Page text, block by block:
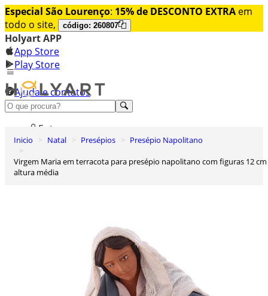
Especial São Lourenço: 15% de DESCONTO EXTRA em
todo o site,
código: 260807
Holyart APP
App Store
Play Store
Ajuda e contatos
Conheça premium
Entrar
Lista de Desejos
0
Carrinho de Compras
Inicio Natal Presépios
Presépio Napolitano
Virgem Maria em terracota para presépio napolitano com figuras 12 cm
altura média